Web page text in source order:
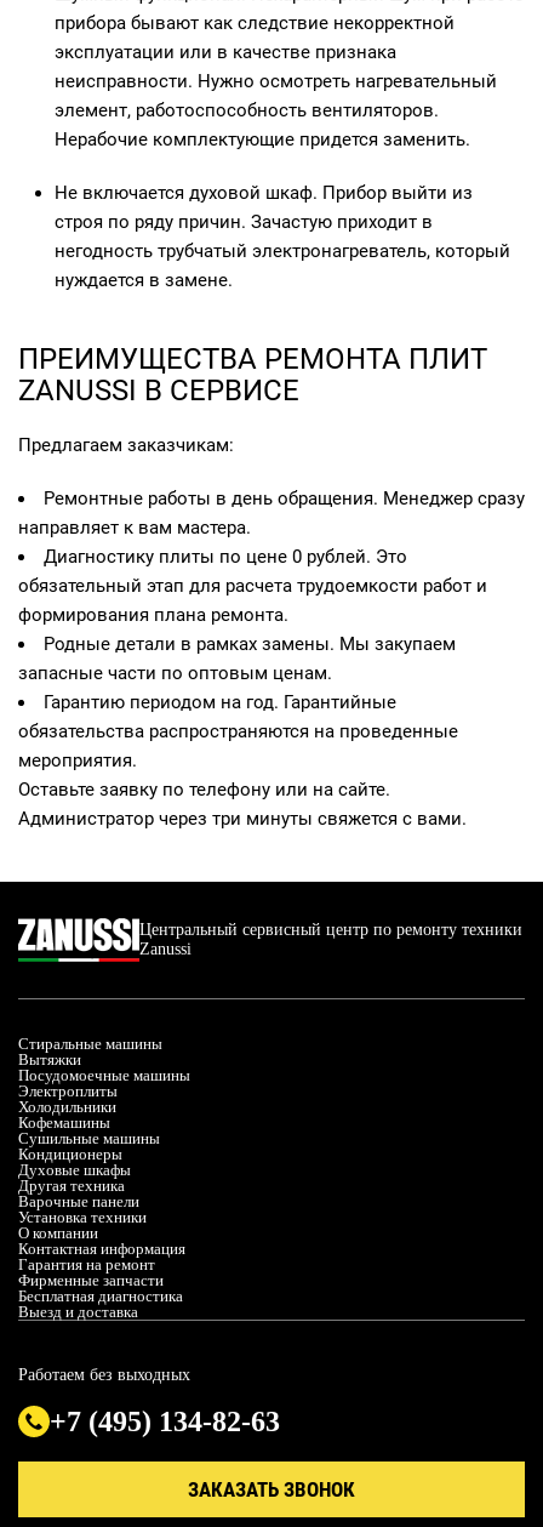
прибора бывают как следствие некорректной
эксплуатации или в качестве признака
неисправности. Нужно осмотреть нагревательный
элемент, работоспособность вентиляторов.
Нерабочие комплектующие придется заменить.
Не включается духовой шкаф. Прибор выйти из
строя по ряду причин. Зачастую приходит в
негодность трубчатый электронагреватель, который
нуждается в замене.
ПРЕИМУЩЕСТВА РЕМОНТА ПЛИТ
ZANUSSI В СЕРВИСЕ
Предлагаем заказчикам:
Ремонтные работы в день обращения. Менеджер сразу
направляет к вам мастера.
Диагностику плиты по цене 0 рублей. Это
обязательный этап для расчета трудоемкости работ и
формирования плана ремонта.
Родные детали в рамках замены. Мы закупаем
запасные части по оптовым ценам.
Гарантию периодом на год. Гарантийные
обязательства распространяются на проведенные
мероприятия.
Оставьте заявку по телефону или на сайте.
Администратор через три минуты свяжется с вами.
Центральный сервисный центр по ремонту техники
Zanussi
Стиральные машины
Вытяжки
Посудомоечные машины
Электроплиты
Холодильники
Кофемашины
Сушильные машины
Кондиционеры
Духовые шкафы
Другая техника
Варочные панели
Установка техники
О компании
Контактная информация
Гарантия на ремонт
Фирменные запчасти
Бесплатная диагностика
Выезд и доставка
Работаем без выходных
+7 (495) 134-82-63
ЗАКАЗАТЬ ЗВОНОК